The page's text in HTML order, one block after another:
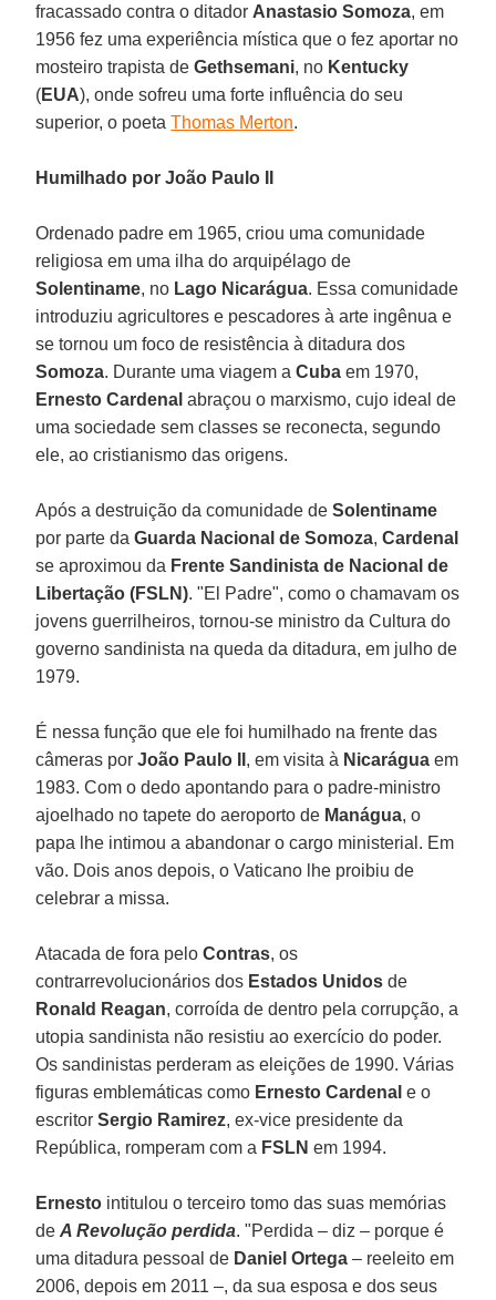
fracassado contra o ditador Anastasio Somoza, em
1956 fez uma experiência mística que o fez aportar no
mosteiro trapista deGethsemani, no Kentucky
(EUA), onde sofreu uma forte influência do seu
superior, o poetaThomas Merton.
Humilhado por João Paulo II
Ordenado padre em 1965, criou uma comunidade
religiosa em uma ilha do arquipélago de
Solentiname, no Lago Nicarágua. Essa comunidade
introduziu agricultores e pescadores à arte ingênua e
se tornou um foco de resistência à ditadura dos
Somoza. Durante uma viagem aCubaem 1970,
Ernesto Cardenalabraçou o marxismo, cujo ideal de
uma sociedade sem classes se reconecta, segundo
ele, ao cristianismo das origens.
Após a destruição da comunidade deSolentiname
por parte daGuarda Nacional de Somoza,Cardenal
se aproximou da Frente Sandinista de Nacional de
Libertação (FSLN). "El Padre", como o chamavam os
jovens guerrilheiros, tornou-se ministro da Cultura do
governo sandinista na queda da ditadura, em julho de
1979.
É nessa função que ele foi humilhado na frente das
câmeras porJoão Paulo II , em visita à Nicaráguaem
1983. Com o dedo apontando para o padre-ministro
ajoelhado no tapete do aeroporto de Manágua, o
papa lhe intimou a abandonar o cargo ministerial. Em
vão. Dois anos depois, o Vaticano lhe proibiu de
celebrar a missa.
Atacada de fora peloContras, os
contrarrevolucionários dos Estados Unidosde
Ronald Reagan, corroída de dentro pela corrupção, a
utopia sandinista não resistiu ao exercício do poder.
Os sandinistas perderam as eleições de 1990. Várias
figuras emblemáticas como Ernesto Cardenale o
escritorSergio Ramirez, ex-vice presidente da
República, romperam com a FSLNem 1994.
Ernesto intitulou o terceiro tomo das suas memórias
deA Revolução perdida. "Perdida – diz – porque é
uma ditadura pessoal de Daniel Ortega– reeleito em
2006, depois em 2011 –, da sua esposa e dos seus